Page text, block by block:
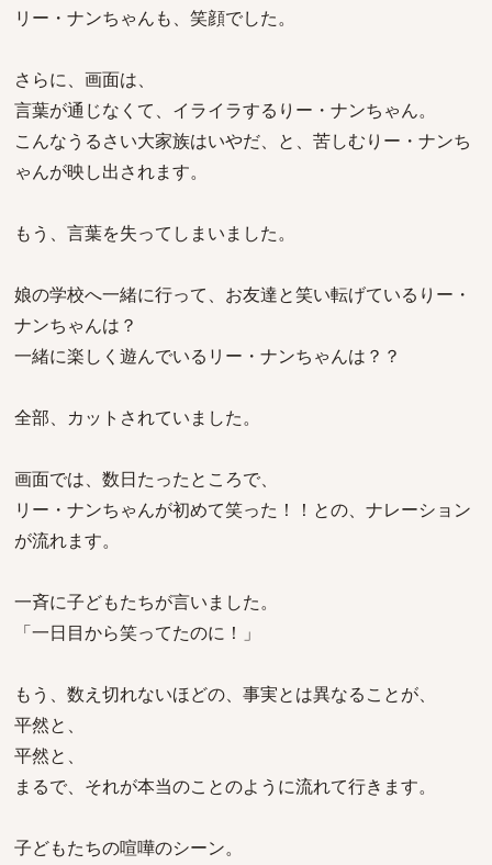
リー・ナンちゃんも、笑顔でした。
さらに、画面は、
言葉が通じなくて、イライラするりー・ナンちゃん。
こんなうるさい大家族はいやだ、と、苦しむりー・ナンち
ゃんが映し出されます。
もう、言葉を失ってしまいました。
娘の学校へ一緒に行って、お友達と笑い転げているりー・
ナンちゃんは？
一緒に楽しく遊んでいるリー・ナンちゃんは？？
全部、カットされていました。
画面では、数日たったところで、
リー・ナンちゃんが初めて笑った！！との、ナレーション
が流れます。
一斉に子どもたちが言いました。
「一日目から笑ってたのに！」
もう、数え切れないほどの、事実とは異なることが、
平然と、
平然と、
まるで、それが本当のことのように流れて行きます。
子どもたちの喧嘩のシーン。